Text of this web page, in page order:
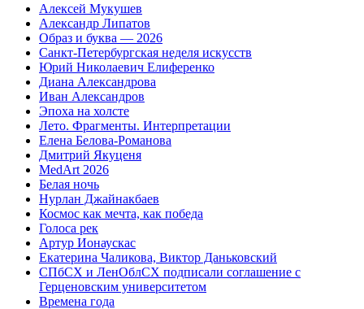
Алексей Мукушев
Александр Липатов
Образ и буква — 2026
Санкт-Петербургская неделя искусств
Юрий Николаевич Елиференко
Диана Александрова
Иван Александров
Эпоха на холсте
Лето. Фрагменты. Интерпретации
Елена Белова-Романова
Дмитрий Якуценя
MedArt 2026
Белая ночь
Нурлан Джайнакбаев
Космос как мечта, как победа
Голоса рек
Артур Ионаускас
Екатерина Чаликова, Виктор Даньковский
СПбСХ и ЛенОблСХ подписали соглашение с
Герценовским университетом
Времена года